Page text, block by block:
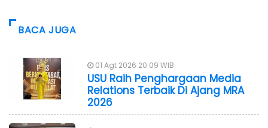
BACA JUGA
01 Agt 2026 20:09 WIB
USU Raih Penghargaan Media
Relations Terbaik Di Ajang MRA
2026